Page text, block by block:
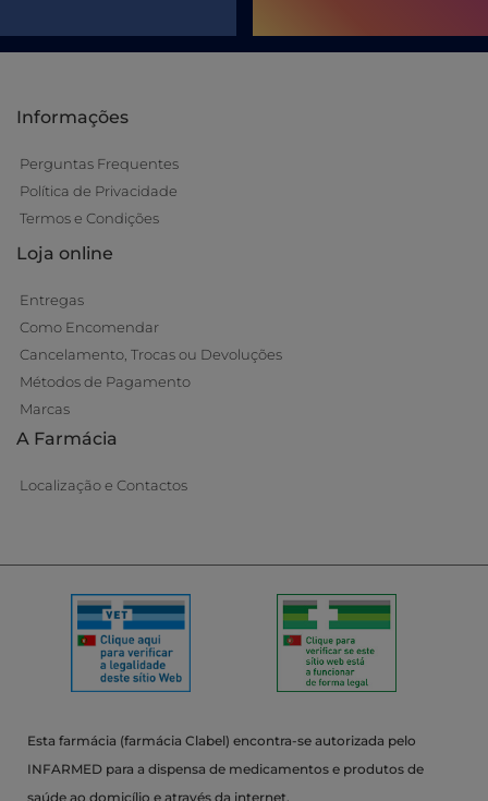
Informações
Perguntas Frequentes
Política de Privacidade
Termos e Condições
Loja online
Entregas
Como Encomendar
Cancelamento, Trocas ou Devoluções
Métodos de Pagamento
Marcas
A Farmácia
Localização e Contactos
Esta farmácia (farmácia Clabel) encontra-se autorizada pelo
INFARMED para a dispensa de medicamentos e produtos de
saúde ao domicílio e através da internet.